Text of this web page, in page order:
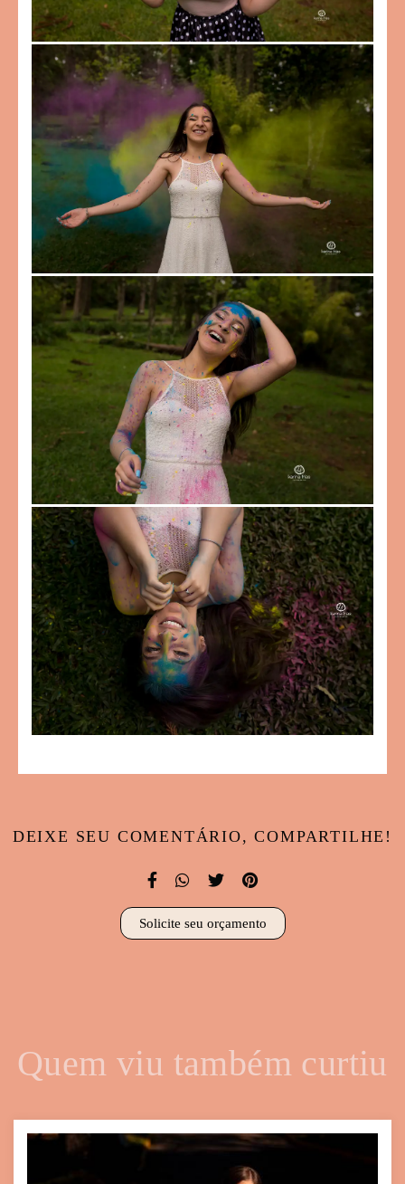
DEIXE SEU COMENTÁRIO, COMPARTILHE!
Solicite seu orçamento
Quem viu também curtiu